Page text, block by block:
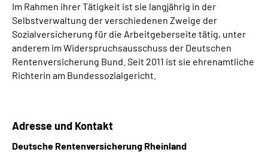
Im Rahmen ihrer Tätigkeit ist sie langjährig in der
Selbstverwaltung der verschiedenen Zweige der
Sozialversicherung für die Arbeitgeberseite tätig, unter
anderem im Widerspruchsausschuss der Deutschen
Rentenversicherung Bund. Seit 2011 ist sie ehrenamtliche
Richterin am Bundessozialgericht.
Adresse und Kontakt
Deutsche Rentenversicherung Rheinland